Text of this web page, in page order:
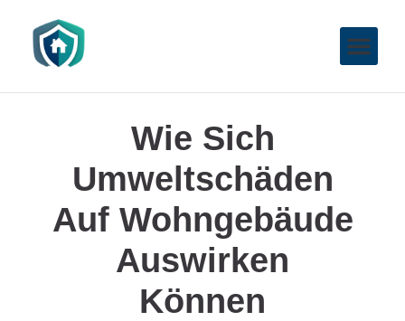
Wie Sich
Umweltschäden
Auf Wohngebäude
Auswirken
Können